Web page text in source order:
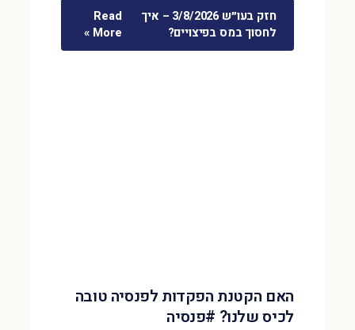
חזק בעו״ש 3/8/2026 – איך
לחסוך במס בפיצויים?
Read
More »
האם הקטנת הפקדות לפנסיה טובה
לכיס שלנו? #פנסיה